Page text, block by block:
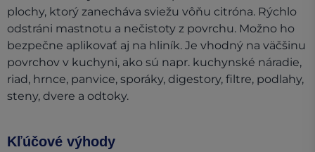
plochy, ktorý zanecháva sviežu vôňu citróna. Rýchlo
odstráni mastnotu a nečistoty z povrchu. Možno ho
bezpečne aplikovať aj na hliník. Je vhodný na väčšinu
povrchov v kuchyni, ako sú napr. kuchynské náradie,
riad, hrnce, panvice, sporáky, digestory, filtre, podlahy,
steny, dvere a odtoky.
Kľúčové výhody